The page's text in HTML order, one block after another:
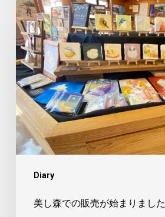
Diary
美
し
森
で
の
販
売
が
始
美し森での販売が始まりました